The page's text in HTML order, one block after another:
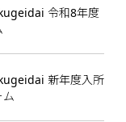
令和8年度
新年度入所
ム